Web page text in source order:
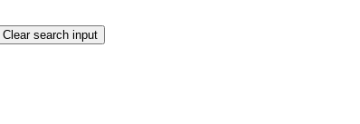
Clear search input